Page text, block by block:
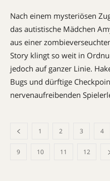
Nach einem mysteriösen
das autistische Mädchen
aus einer
Story klingt so weit in
jedoch auf ganzer Linie.
Bugs und dürftige
nervenaufreibenden
1 2 3 4
9 10 11 12